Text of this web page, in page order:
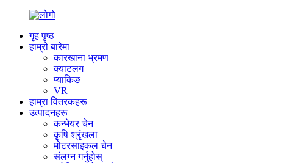
गृह पृष्ठ
हाम्रो बारेमा
कारखाना भ्रमण
क्याटलग
प्याकिङ
VR
हाम्रा वितरकहरू
उत्पादनहरू
कन्भेयर चेन
कृषि श्रृंखला
मोटरसाइकल चेन
संलग्न गर्नुहोस्